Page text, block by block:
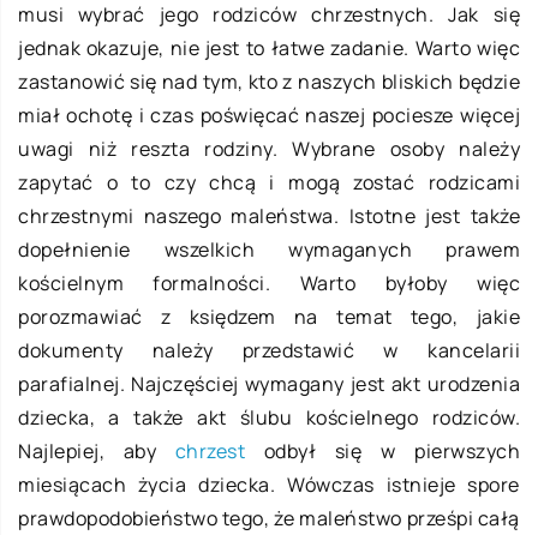
musi wybrać jego rodziców chrzestnych. Jak się
jednak okazuje, nie jest to łatwe zadanie. Warto więc
zastanowić się nad tym, kto z naszych bliskich będzie
miał ochotę i czas poświęcać naszej pociesze więcej
uwagi niż reszta rodziny. Wybrane osoby należy
zapytać o to czy chcą i mogą zostać rodzicami
chrzestnymi naszego maleństwa. Istotne jest także
dopełnienie wszelkich wymaganych prawem
kościelnym formalności. Warto byłoby więc
porozmawiać z księdzem na temat tego, jakie
dokumenty należy przedstawić w kancelarii
parafialnej. Najczęściej wymagany jest akt urodzenia
dziecka, a także akt ślubu kościelnego rodziców.
Najlepiej, aby chrzest odbył się w pierwszych
miesiącach życia dziecka. Wówczas istnieje spore
prawdopodobieństwo tego, że maleństwo prześpi całą